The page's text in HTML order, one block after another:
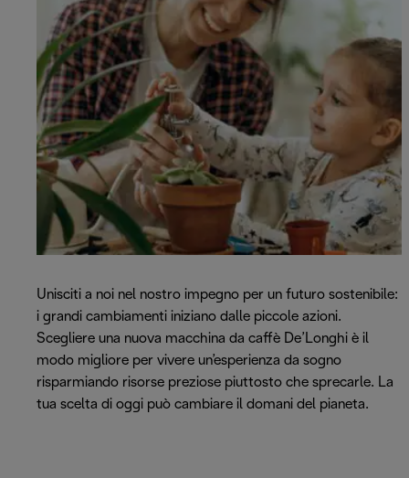
Unisciti a noi nel nostro impegno per un futuro sostenibile:
i grandi cambiamenti iniziano dalle piccole azioni.
Scegliere una nuova macchina da caffè De’Longhi è il
modo migliore per vivere un’esperienza da sogno
risparmiando risorse preziose piuttosto che sprecarle. La
tua scelta di oggi può cambiare il domani del pianeta.